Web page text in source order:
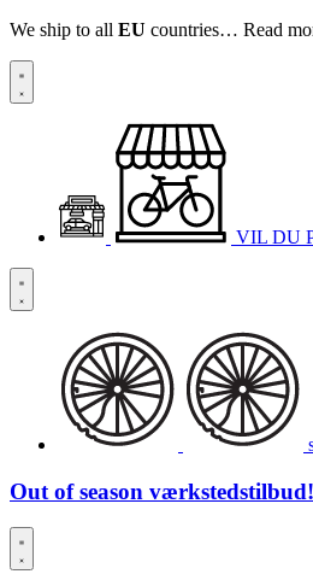
We ship to all EU countries… Read
VIL DU
Out of season værkstedstilbud!